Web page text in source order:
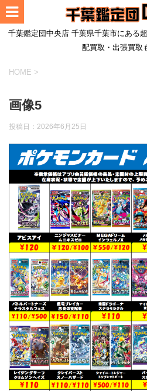
千葉鑑定団中央店 千葉県千葉市にある
配買取・出張買取
HOME >
画像5
投稿日： 2026年6月25日